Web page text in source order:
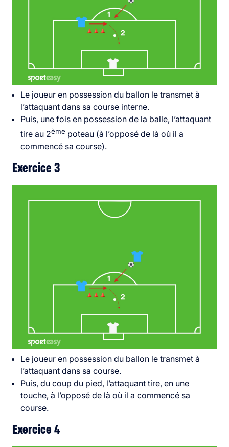
Le joueur en possession du ballon le transmet à
l’attaquant dans sa course interne.
Puis, une fois en possession de la balle, l’attaquant
tire au 2ème poteau (à l’opposé de là où il a
commencé sa course).
Exercice 3
Le joueur en possession du ballon le transmet à
l’attaquant dans sa course.
Puis, du coup du pied, l’attaquant tire, en une
touche, à l’opposé de là où il a commencé sa
course.
Exercice 4